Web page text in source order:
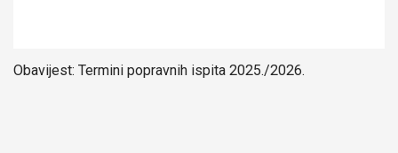
Obavijest: Termini popravnih ispita 2025./2026.